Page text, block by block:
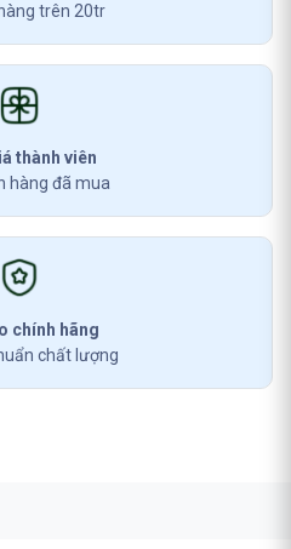
trên 20tr
thành viên
hàng đã mua
chính hãng
chất lượng